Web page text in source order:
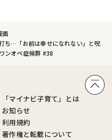
画
ち…「お前は幸せになれない」と呪
ンオペ症候群 #38
「マイナビ子育て」とは
お知らせ
利用規約
著作権と転載について